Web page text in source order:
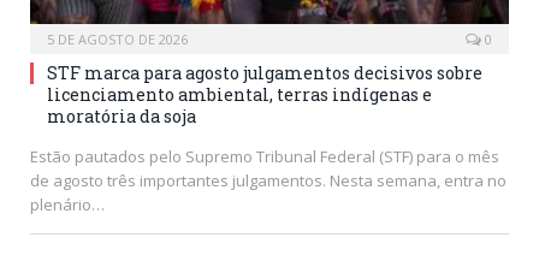
5 DE AGOSTO DE 2026 0
STF marca para agosto julgamentos decisivos sobre
licenciamento ambiental, terras indígenas e
moratória da soja
Estão pautados pelo Supremo Tribunal Federal (STF) para o mês
de agosto três importantes julgamentos. Nesta semana, entra no
plenário…